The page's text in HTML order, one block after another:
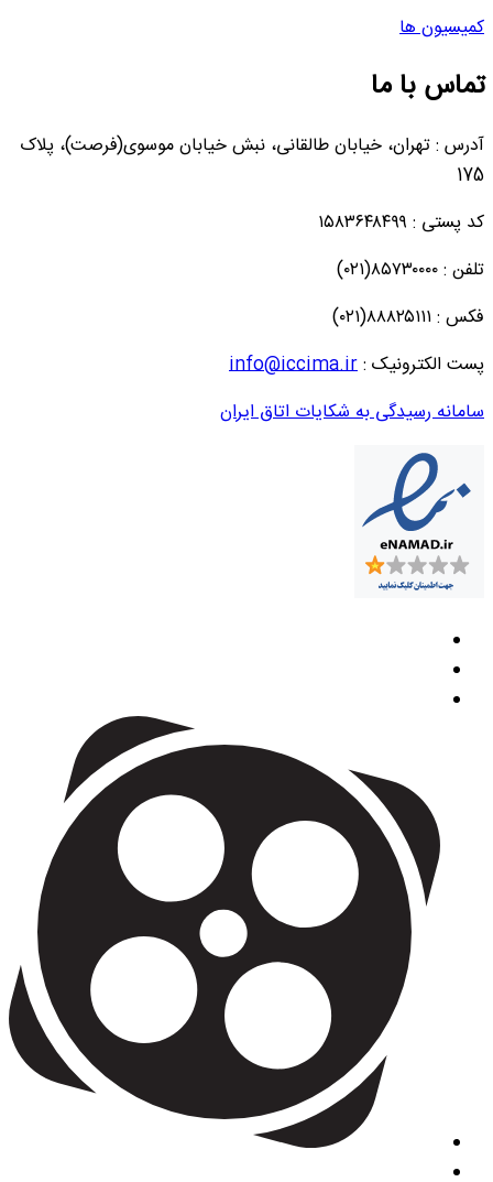
کمیسیون ها
تماس با ما
آدرس : تهران، خیابان طالقانی، نبش خیابان موسوی(فرصت)، پلاک
175
کد پستی : ۱۵۸۳۶۴۸۴۹۹
تلفن : ۸۵۷۳۰۰۰۰(۰۲۱)
فکس : ۸۸۸۲۵۱۱۱(۰۲۱)
پست الکترونیک :info@iccima.ir
سامانه رسیدگی به شکایات اتاق ایران